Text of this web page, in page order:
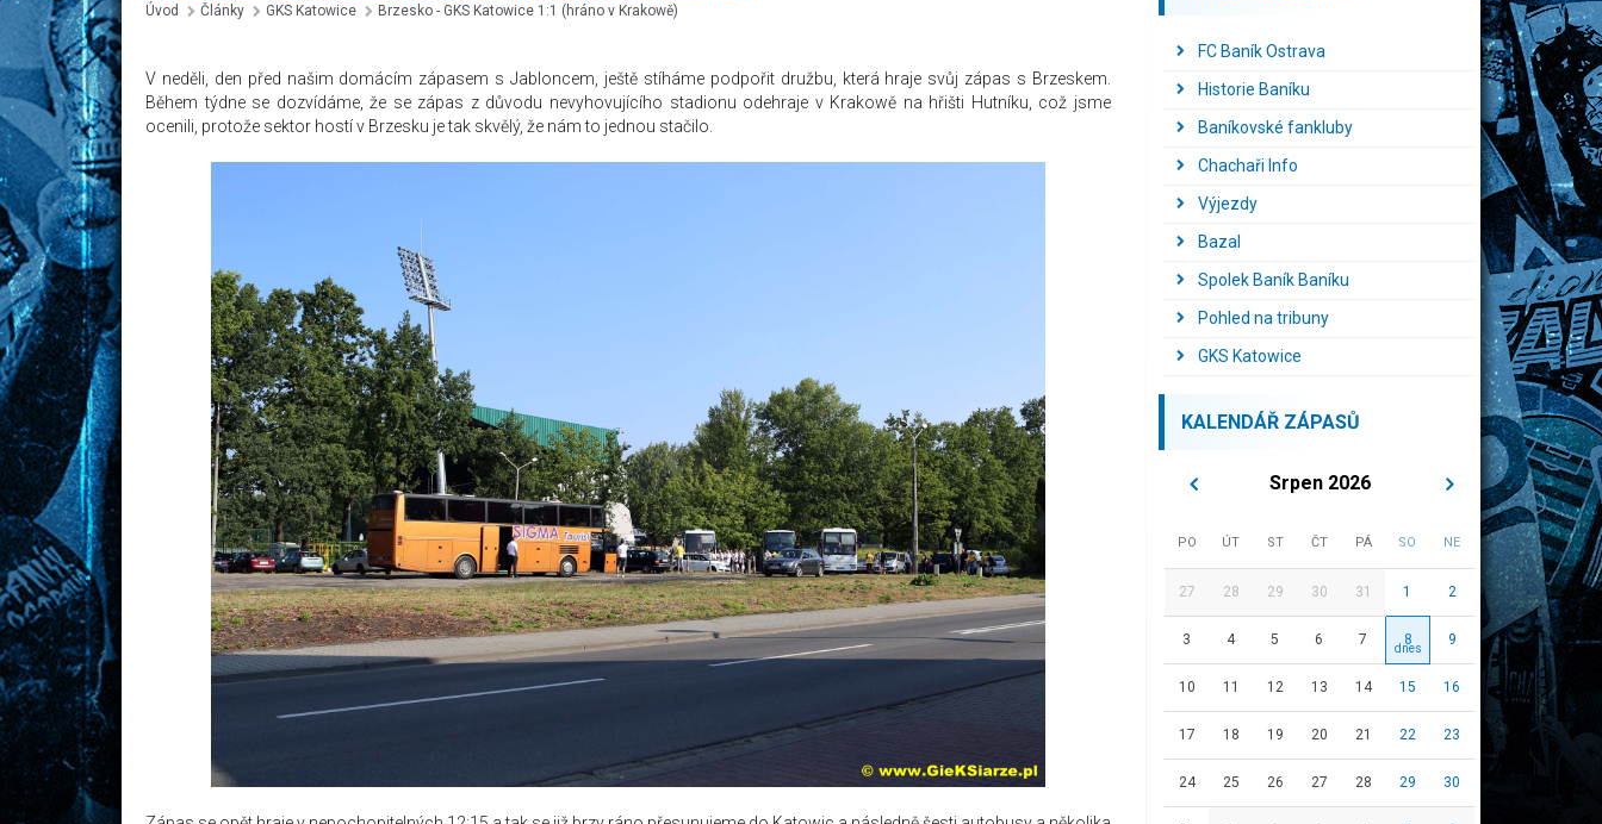
Úvod Články GKS Katowice Brzesko - GKS Katowice 1:1 (hráno v Krakowě)
V neděli, den před našim domácím zápasem s Jabloncem, ještě stíháme podpořit družbu, která hraje svůj zápas s Brzeskem.
Během týdne se dozvídáme, že se zápas z důvodu nevyhovujícího stadionu odehraje v Krakowě na hřišti Hutníku, což jsme
ocenili, protože sektor hostí v Brzesku je tak skvělý, že nám to jednou stačilo.
FC Baník Ostrava
Historie Baníku
Baníkovské fankluby
Chachaři Info
Výjezdy
Bazal
Spolek Baník Baníku
Pohled na tribuny
GKS Katowice
KALENDÁŘ ZÁPASŮ
Srpen 2026
PO ÚT ST ČT PÁ SO NE
27 28 29 30 31 1 2
3 4 5 6 7 8 9
10 11 12 13 14 15 16
17 18 19 20 21 22 23
24 25 26 27 28 29 30